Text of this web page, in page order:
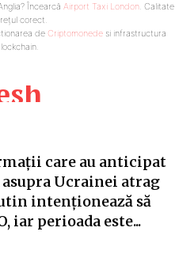
care au anticipat
Ucrainei atrag
intenționează să
iar perioada este...
Încearcă Airport Taxi London. Calitate
corect.
de Criptomonede si infrastructura